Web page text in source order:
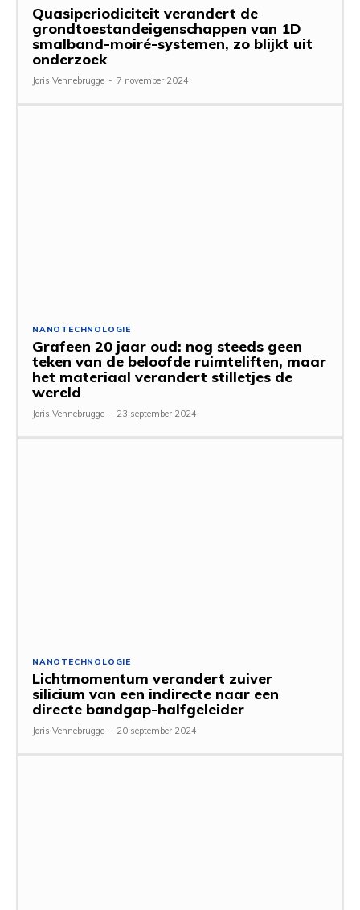
Quasiperiodiciteit verandert de
grondtoestandeigenschappen van 1D
smalband-moiré-systemen, zo blijkt uit
onderzoek
Joris Vennebrugge - 7 november 2024
NANOTECHNOLOGIE
Grafeen 20 jaar oud: nog steeds geen
teken van de beloofde ruimteliften, maar
het materiaal verandert stilletjes de
wereld
Joris Vennebrugge - 23 september 2024
NANOTECHNOLOGIE
Lichtmomentum verandert zuiver
silicium van een indirecte naar een
directe bandgap-halfgeleider
Joris Vennebrugge - 20 september 2024